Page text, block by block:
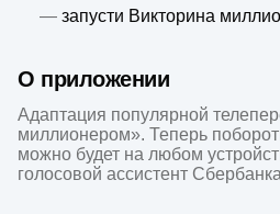
— запусти Викторина
О приложении
Адаптация популярной
миллионером». Теперь
можно будет на любом
голосовой ассистент